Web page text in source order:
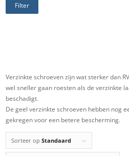
Verzinkte schroeven zijn wat sterker dan
wel sneller gaan roesten als de verzinkte
beschadigt.
De geel verzinkte schroeven hebben nog
gekregen voor een betere bescherming.
Sorteer opStandaard
Filter